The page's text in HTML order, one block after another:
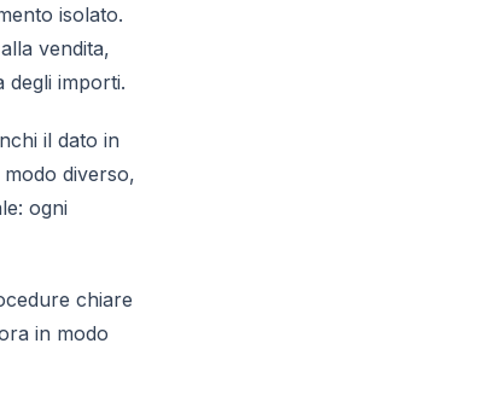
isolato.
vendita,
degli importi.
il dato in
diverso,
ogni
chiare
in modo